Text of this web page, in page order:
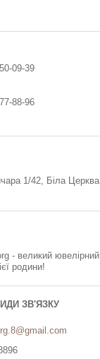
09-39
88-96
1/42, Біла Церква,
- великий ювелірний
родини!